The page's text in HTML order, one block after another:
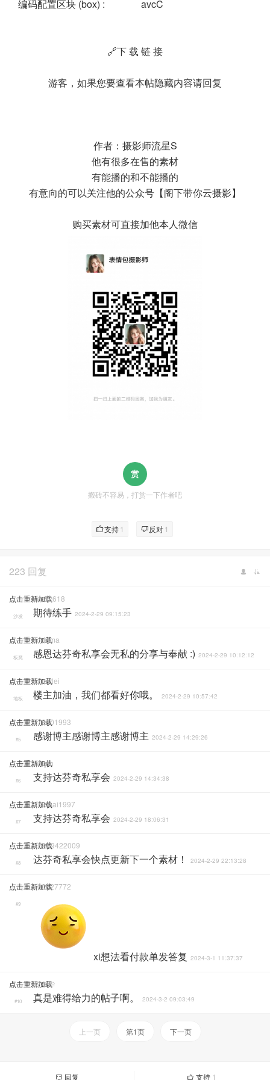
编码配置区块 (box) :
avcC
🔗下 载 链 接
游客，如果您要查看本帖隐藏内容请回复
作者：摄影师流星S
他有很多在售的素材
有能播的和不能播的
有意向的可以关注他的公众号【阁下带你云摄影】
购买素材可直接加他本人微信
搬砖不容易，打赏一下作者吧
支持 1 反对 1
223 回复
点击重新加载
Wo52618
沙发 期待练手 2024-2-29 09:15:23
点击重新加载
Toddma
板凳 感恩达芬奇私享会无私的分享与奉献 :) 2024-2-29 10:12:12
点击重新加载
Iduanlei
地板 楼主加油，我们都看好你哦。 2024-2-29 10:57:42
点击重新加载278001993
#5 感谢博主感谢博主感谢博主 2024-2-29 14:29:26
点击重新加载
Wuyin
#6 支持达芬奇私享会 2024-2-29 14:34:38
点击重新加载Xiaobai1997
#7 支持达芬奇私享会 2024-2-29 18:06:31
点击重新加载Xb469422009
#8 达芬奇私享会快点更新下一个素材！ 2024-2-29 22:13:28
点击重新加载100527772
#9
xi想法看付款单发答复 2024-3-1 11:37:37
点击重新加载
叔本华
#10 真是难得给力的帖子啊。 2024-3-2 09:03:49
上一页 第1页 下一页
回复 支持 1